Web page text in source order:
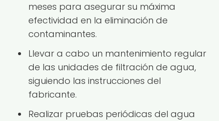
meses para asegurar su máxima
efectividad en la eliminación de
contaminantes.
Llevar a cabo un mantenimiento regular
de las unidades de filtración de agua,
siguiendo las instrucciones del
fabricante.
Realizar pruebas periódicas del agua